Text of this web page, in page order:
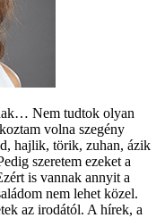
Nem tudtok olyan
volna szegény
hajlik, törik, zuhan, ázik
szeretem ezeket a
is vannak annyit a
nem lehet közel.
az irodától. A hírek, a